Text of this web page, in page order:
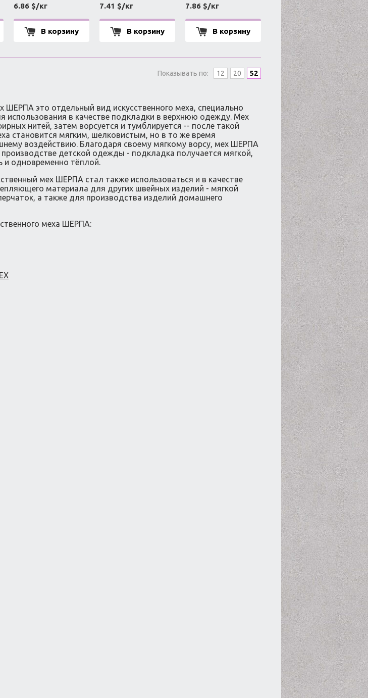
6.86 $/кг
В корзину
7.41 $/кг
В корзину
7.86 $/кг
В корзину
Показывать по: 12 20 52
это отдельный вид искусственного меха, специально
использования в качестве подкладки в верхнюю одежду. Мех
нитей, затем ворсуется и тумблируется -- после такой
становится мягким, шелковистым, но в то же время
воздействию. Благодаря своему мягкому ворсу, мех ШЕРПА
производстве детской одежды - подкладка получается мягкой,
и одновременно тёплой.
мех ШЕРПА стал также использоваться и в качестве
материала для других швейных изделий - мягкой
а также для производства изделий домашнего
меха ШЕРПА: